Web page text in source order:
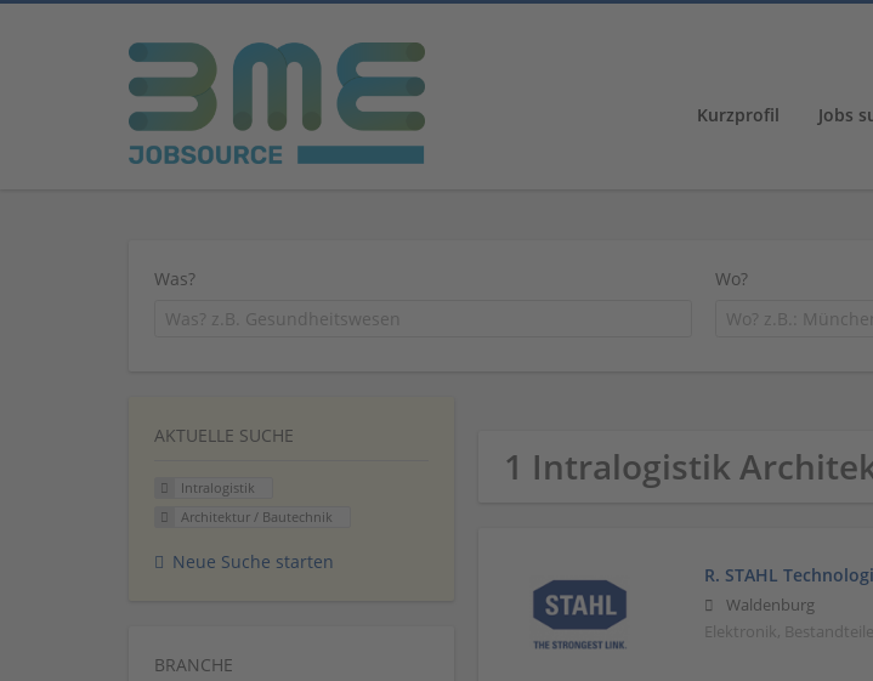
Kurzprofil Jobs
Was? Wo?
1 Intralogistik
R. STAHL
Waldenburg
Elektronik,
AKTUELLE SUCHE
Intralogistik
Architektur / Bautechnik
Neue Suche starten
BRANCHE